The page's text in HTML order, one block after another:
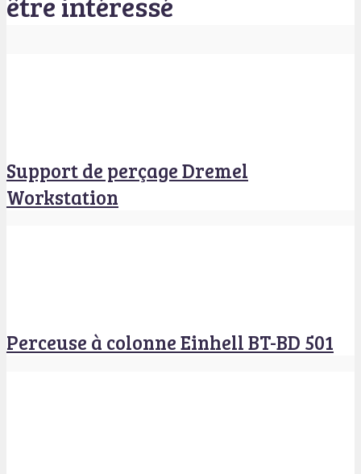
Support de perçage Dremel
Workstation
Perceuse à colonne Einhell BT-BD 501